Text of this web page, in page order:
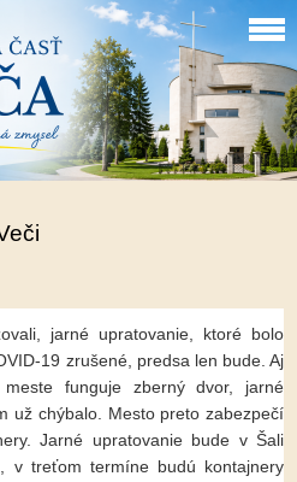
jarné upratovanie, ktoré bolo
19 zrušené, predsa len bude. Aj
funguje zberný dvor, jarné
už chýbalo. Mesto preto zabezpečí
Jarné upratovanie bude v Šali
v treťom termíne budú kontajnery